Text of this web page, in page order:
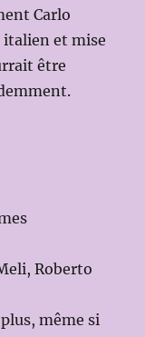
Carlo
et mise
être
Roberto
même si